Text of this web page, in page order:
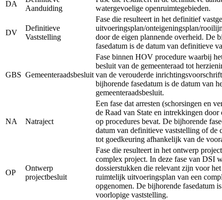
DA
Aanduiding
watergevoelige openruimtegebieden.
DV
Definitieve
Vaststelling
Fase die resulteert in het definitief
uitvoeringsplan/onteigeningsplan/
door de eigen plannende overheid. De
fasedatum is de datum van definitieve
GBS Gemeenteraadsbesluit
Fase binnen HOV procedure waarbij
besluit van de gemeenteraad tot
van de verouderde
bijhorende fasedatum is de datum van
gemeenteraadsbesluit.
NA Natraject
Een fase dat arresten (schorsingen en
de Raad van State en intrekkingen door
op procedures bevat. De bijhorende
datum van definitieve vaststelling of de
tot goedkeuring afhankelijk van de
OP
Ontwerp
projectbesluit
Fase die resulteert in het ontwerp
complex project. In deze fase van DSI
dossierstukken die relevant zijn voor
ruimtelijk uitvoeringsplan van een
opgenomen. De bijhorende fasedatum
voorlopige vaststelling.